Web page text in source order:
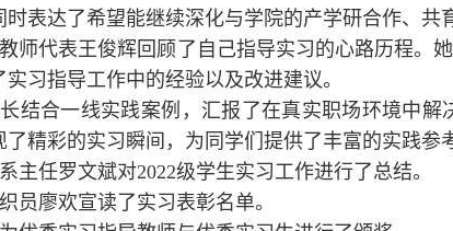
表达了希望能继续深化与学院的产学研合作、共
师代表王俊辉回顾了自己指导实习的心路历程。
习指导工作中的经验以及改进建议。
结合一线实践案例，汇报了在真实职场环境中
了精彩的实习瞬间，为同学们提供了丰富的实践参
主任罗文斌对2022级学生实习工作进行了总结。
员廖欢宣读了实习表彰名单。